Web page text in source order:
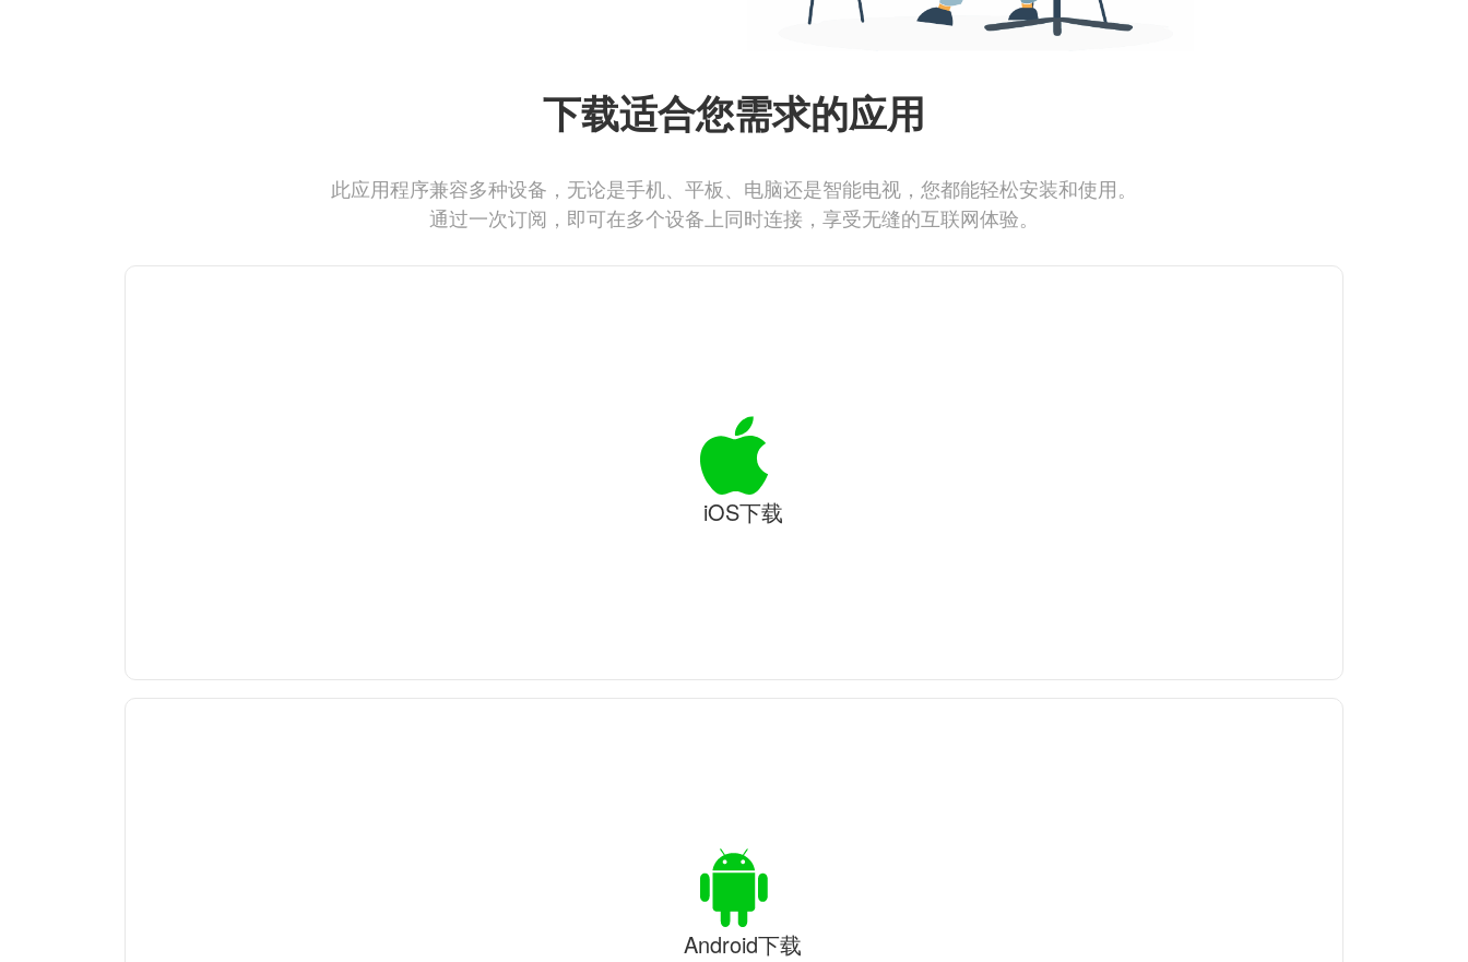
下载适合您需求的应用
此应用程序兼容多种设备，无论是手机、平板、电脑还是智能电视，您都能轻松安装和使用。
通过一次订阅，即可在多个设备上同时连接，享受无缝的互联网体验。
iOS下载
Android下载